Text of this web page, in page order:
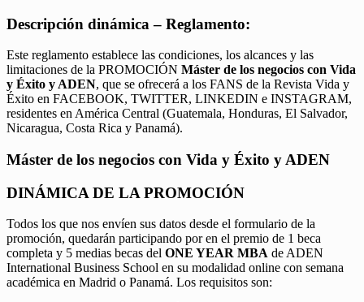
Descripción dinámica – Reglamento:
Este reglamento establece las condiciones, los alcances y las
limitaciones de la PROMOCIÓN Máster de los negocios con Vida
y Éxito y ADEN, que se ofrecerá a los FANS de la Revista Vida y
Éxito en FACEBOOK, TWITTER, LINKEDIN e INSTAGRAM,
residentes en América Central (Guatemala, Honduras, El Salvador,
Nicaragua, Costa Rica y Panamá).
Máster de los negocios con Vida y Éxito y ADEN
DINÁMICA DE LA PROMOCIÓN
Todos los que nos envíen sus datos desde el formulario de la
promoción, quedarán participando por en el premio de 1 beca
completa y 5 medias becas del ONE YEAR MBA de ADEN
International Business School en su modalidad online con semana
académica en Madrid o Panamá. Los requisitos son: